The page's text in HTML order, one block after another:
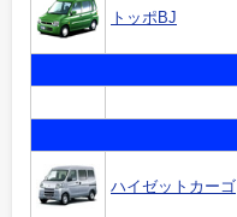
トッポBJ
ハイゼットカーゴ